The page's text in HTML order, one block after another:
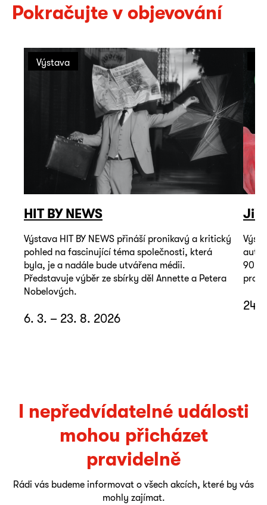
Pokračujte v objevování
Výstava
HIT BY NEWS
Výstava HIT BY NEWS přináší pronikavý a kritický
pohled na fascinující téma společnosti, která
byla, je a nadále bude utvářena médii.
Představuje výběr ze sbírky děl Annette a Petera
Nobelových.
6. 3. – 23. 8. 2026
Jiří
90.
24.
I nepředvídatelné události
mohou přicházet
pravidelně
Rádi vás budeme informovat o všech akcích, které by vás
mohly zajímat.